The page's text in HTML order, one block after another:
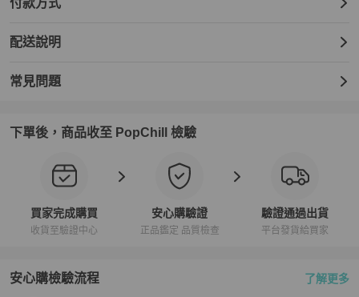
付款方式
配送說明
常見問題
下單後，商品收至 PopChill 檢驗
買家完成購買
收貨至驗證中心
安心購驗證
正品鑑定 品質檢查
驗證通過出貨
平台發貨給買家
安心購檢驗流程 了解更多